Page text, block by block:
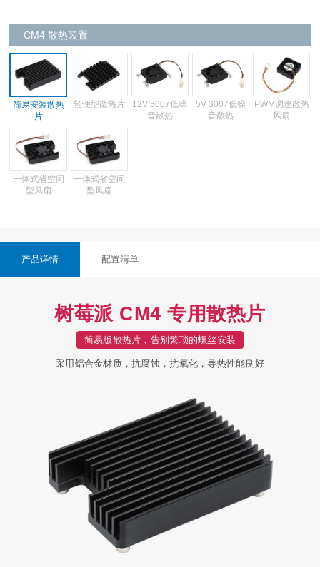
CM4 散热装置
简易安装散热
片
轻便型散热片
12V 3007低噪
音散热
5V 3007低噪
音散热
PWM调速散热
风扇
一体式省空间
型风扇
一体式省空间
型风扇
产品详情 配置清单
树莓派 CM4 专用散热片
简易版散热片，告别繁琐的螺丝安装
采用铝合金材质，抗腐蚀，抗氧化，导热性能良好